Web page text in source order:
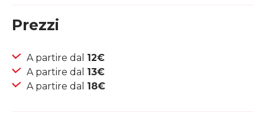
Prezzi
A partire dal 12€
A partire dal 13€
A partire dal 18€